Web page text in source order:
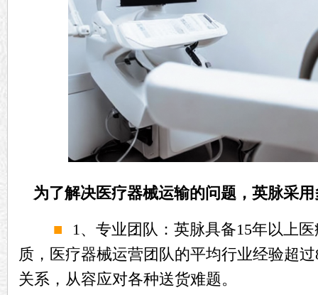
为了解决医疗器械运输的问题，英脉采
■ 1、专业团队：英脉具备15年以上
质，医疗器械运营团队的平均行业经验超过
关系，从容应对各种送货难题。